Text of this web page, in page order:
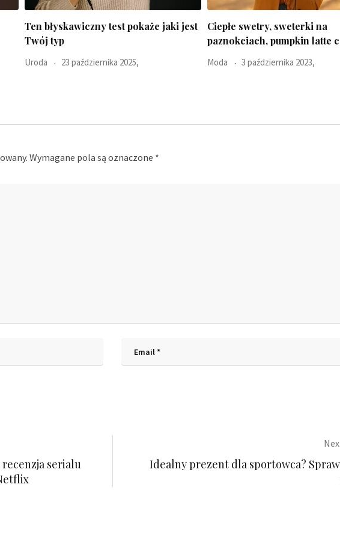
Ciepłe swetry, sweterki na
paznokciach, pumpkin latte czyli
Moda 3 października 2023,
Uroda 15 marca 2023,
Wymagane pola są oznaczone *
recenzja serialu
Idealny prezent dla sportowca?